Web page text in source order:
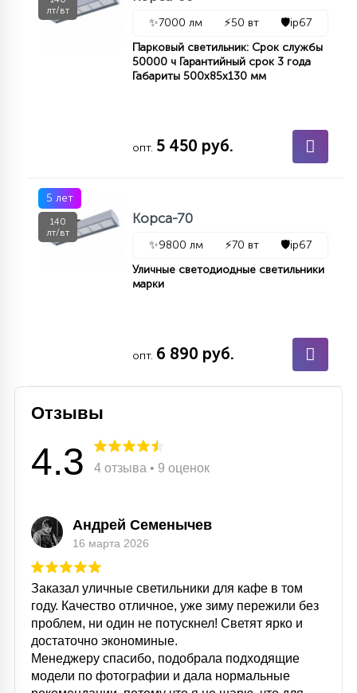
С УПРАВЛЕНИЕМ
лт/вт
✨7000 лм ⚡50 вт 🛡️ip67
Парковый светильник: Срок службы
50000 ч Гарантийный срок 3 года
Габариты 500х85х130 мм
опт. 5 450 руб.
5 лет
140
лт/вт
Корса-70
✨9800 лм ⚡70 вт 🛡️ip67
Уличные светодиодные светильники
марки
опт. 6 890 руб.
Отзывы
4.3 4 отзыва • 9 оценок
Андрей Семенычев
16 марта 2026
Заказал уличные светильники для кафе в том
году. Качество отличное, уже зиму пережили без
проблем, ни один не потускнел! Светят ярко и
достаточно экономиные.
Менеджеру спасибо, подобрала подходящие
модели по фотографии и дала нормальные